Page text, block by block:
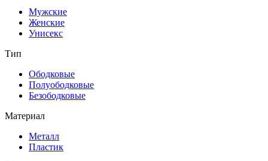
Мужские
Женские
Унисекс
Тип
Ободковые
Полуободковые
Безободковые
Материал
Металл
Пластик